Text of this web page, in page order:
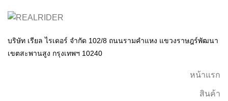
บริษัท เรียล ไรเดอร์ จำกัด 102/8 ถนนรามคำแหง แขวงราษฎร์พัฒนา
เขตสะพานสูง กรุงเทพฯ 10240
หน้าแรก
สินค้า